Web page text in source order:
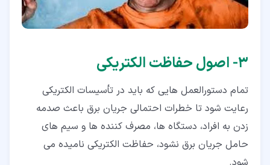
۳‏- اصول حفاظت الکتریکی
تمام دستورالعمل هایی که باید در تأسیسات الكتریکی
رعایت شود تا خطرات احتمالی جریان برق باعث صدمه
زدن به افراد، دستگاه ها، مصرف کننده ها و سیم های
حامل جریان برق نشود، حفاظت الکتریکی نامیده می